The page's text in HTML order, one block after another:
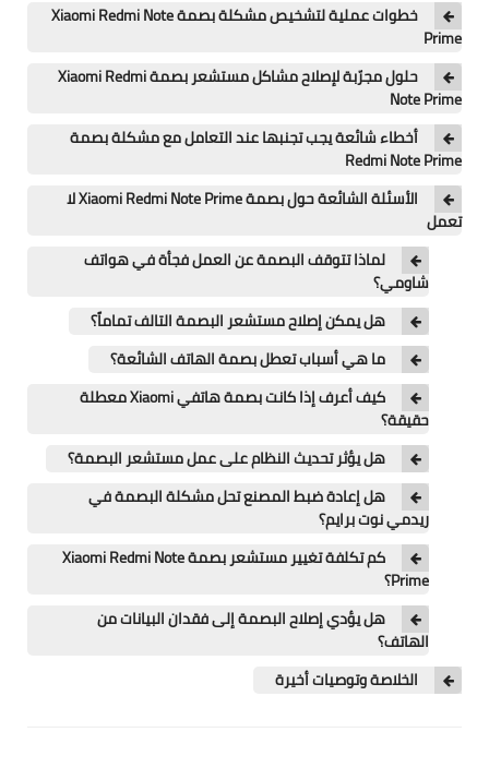
فيسبوك
بلوجر
مقالات
العملات الرقمية
خطوات عملية لتشخيص مشكلة بصمة Xiaomi Redmi Note
Prime
حلول مجرّبة لإصلاح مشاكل مستشعر بصمة Xiaomi Redmi
Note Prime
أخطاء شائعة يجب تجنبها عند التعامل مع مشكلة بصمة
Redmi Note Prime
الأسئلة الشائعة حول بصمة Xiaomi Redmi Note Prime لا
تعمل
لماذا تتوقف البصمة عن العمل فجأة في هواتف
شاومي؟
هل يمكن إصلاح مستشعر البصمة التالف تماماً؟
ما هي أسباب تعطل بصمة الهاتف الشائعة؟
كيف أعرف إذا كانت بصمة هاتفي Xiaomi معطلة
حقيقة؟
هل يؤثر تحديث النظام على عمل مستشعر البصمة؟
هل إعادة ضبط المصنع تحل مشكلة البصمة في
ريدمي نوت برايم؟
كم تكلفة تغيير مستشعر بصمة Xiaomi Redmi Note
Prime؟
هل يؤدي إصلاح البصمة إلى فقدان البيانات من
الهاتف؟
الخلاصة وتوصيات أخيرة